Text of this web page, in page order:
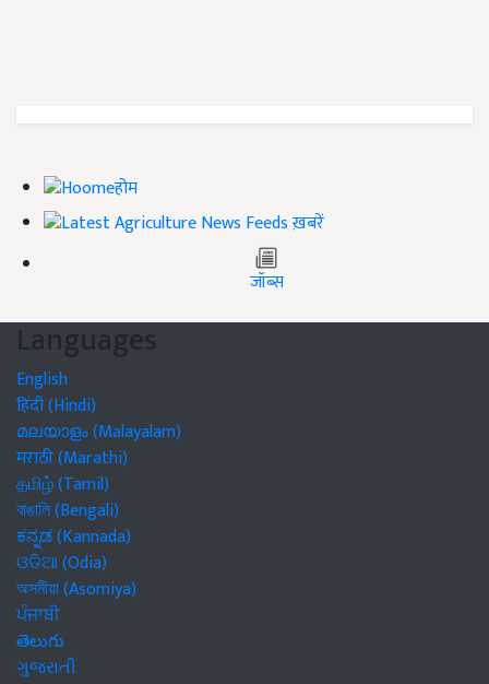
होम
ख़बरें
जॉब्स
Languages
English
हिंदी (Hindi)
മലയാളം (Malayalam)
मराठी (Marathi)
தமிழ் (Tamil)
বাঙালি (Bengali)
ಕನ್ನಡ (Kannada)
ଓଡିଆ (Odia)
অসমীয়া (Asomiya)
ਪੰਜਾਬੀ
తెలుగు
ગુજરાતી